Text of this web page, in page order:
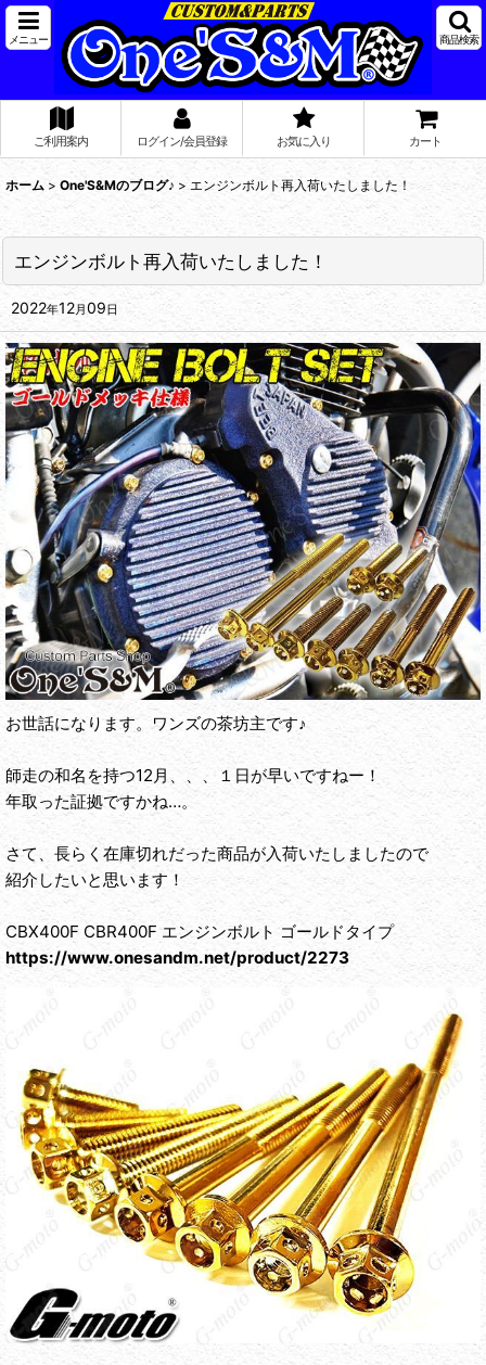
メニュー 商品検索
ご利用案内 ログイン/会員登録 お気に入り カート
ホーム > One'S&Mのブログ♪ > エンジンボルト再入荷いたしました！
エンジンボルト再入荷いたしました！
2022年12月09日
お世話になります。ワンズの茶坊主です♪
師走の和名を持つ12月、、、１日が早いですねー！
年取った証拠ですかね…。
さて、長らく在庫切れだった商品が入荷いたしましたので
紹介したいと思います！
CBX400F CBR400F エンジンボルト ゴールドタイプ
https://www.onesandm.net/product/2273